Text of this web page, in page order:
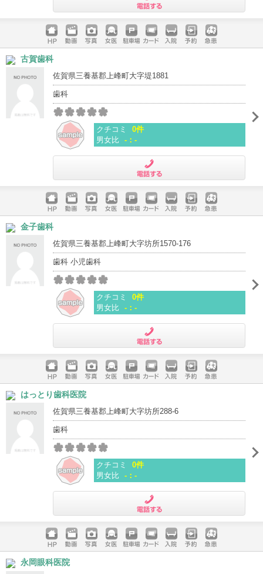
ホームペ
ージ
動画 写真 女医 駐車場
クレジッ
入院 予約 急患
古賀歯科
佐賀県三養基郡上峰町大字堤1881
歯科
クチコミ
0件
男女比 -：-
ホームペ
ージ
動画 写真 女医 駐車場
クレジッ
入院 予約 急患
金子歯科
佐賀県三養基郡上峰町大字坊所1570-176
歯科 小児歯科
クチコミ
0件
男女比 -：-
ホームペ
ージ
動画 写真 女医 駐車場
クレジッ
入院 予約 急患
はっとり歯科医院
佐賀県三養基郡上峰町大字坊所288-6
歯科
クチコミ
0件
男女比 -：-
ホームペ
ージ
動画 写真 女医 駐車場
クレジッ
入院 予約 急患
永岡眼科医院